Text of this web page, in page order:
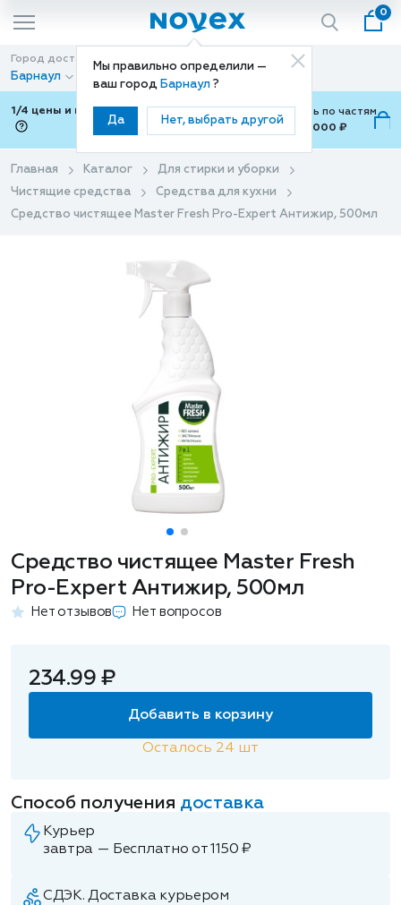
Мы правильно определили —
ваш город Барнаул ?
Да Нет, выбрать другой
0
Город доставки
Барнаул
Способ доставки
Доставка
1/4 цены и покупки ваши с Подели
Можно оплатить по частям
от 700 ₽ до 15,000 ₽
Главная Каталог
Для стирки и уборки
Чистящие средства
Средства для кухни
Средство чистящее Master Fresh Pro-Expert Антижир, 500мл
Средство чистящее Master Fresh
Pro-Expert Антижир, 500мл
Нет отзывов Нет вопросов
234.99 ₽
Добавить в корзину
Осталось 24 шт
Способ получения доставка
Курьер
завтра — Бесплатно от 1150 ₽
СДЭК. Доставка курьером